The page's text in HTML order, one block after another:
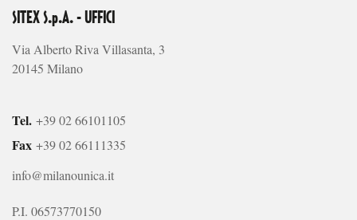
SITEX S.p.A. - UFFICI
Via Alberto Riva Villasanta, 3
20145 Milano
Tel. +39 02 66101105
Fax +39 02 66111335
info@milanounica.it
P.I. 06573770150